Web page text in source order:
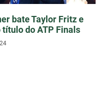
bate Taylor Fritz e
do ATP Finals